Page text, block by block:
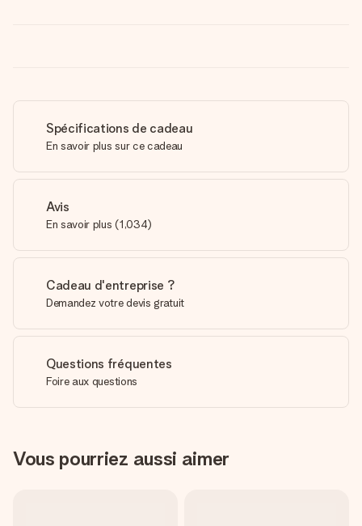
Spécifications de cadeau
En savoir plus sur ce cadeau
Avis
En savoir plus (1,034)
Cadeau d'entreprise ?
Demandez votre devis gratuit
Questions fréquentes
Foire aux questions
Vous pourriez aussi aimer